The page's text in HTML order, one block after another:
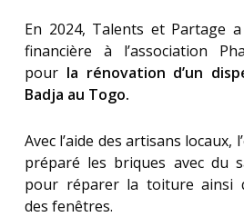
En 2024, Talents et Partage
financière à l’association
pour la rénovation d’un
Badja au Togo.
Avec l’aide des artisans locaux,
préparé les briques avec du
pour réparer la toiture ainsi
des fenêtres.